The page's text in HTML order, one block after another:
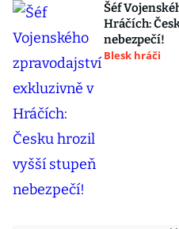
Šéf
Hráčích:
nebezpečí!
Blesk hráči